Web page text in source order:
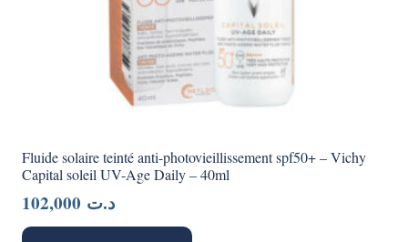
Fluide solaire teinté anti-photovieillissement spf50+ – Vichy
Capital soleil UV-Age Daily – 40ml
د.ت